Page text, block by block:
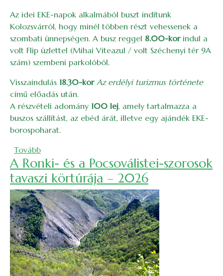
Az idei EKE-napok alkalmából buszt indítunk
Kolozsvárról, hogy minél többen részt vehessenek a
szombati ünnepségen. A busz reggel 8.00-korindul a
volt Flip üzlettel (Mihai Viteazul / volt Széchenyi tér 9A
szám) szembeni parkolóból.
Visszaindulás 18.30-kor Az erdélyi turizmus története
című előadás után.
A részvételi adomány 100 lej, amely tartalmazza a
buszos szállítást, az ebéd árát, illetve egy ajándék EKE-
borospoharat.
Tovább(Buszos szállítás az EKE-napi ünnepségre)
A Ronki- és a Pocsoválistei-szorosok
tavaszi körtúrája – 2026